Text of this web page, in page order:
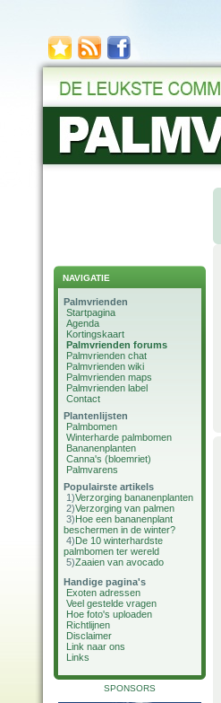
NAVIGATIE
Palmvrienden
Startpagina
Agenda
Kortingskaart
Palmvrienden forums
Palmvrienden chat
Palmvrienden wiki
Palmvrienden maps
Palmvrienden label
Contact
Plantenlijsten
Palmbomen
Winterharde palmbomen
Bananenplanten
Canna's (bloemriet)
Palmvarens
Populairste artikels
1)Verzorging bananenplanten
2)Verzorging van palmen
3)Hoe een bananenplant
beschermen in de winter?
4)De 10 winterhardste
palmbomen ter wereld
5)Zaaien van avocado
Handige pagina's
Exoten adressen
Veel gestelde vragen
Hoe foto's uploaden
Richtlijnen
Disclaimer
Link naar ons
Links
SPONSORS